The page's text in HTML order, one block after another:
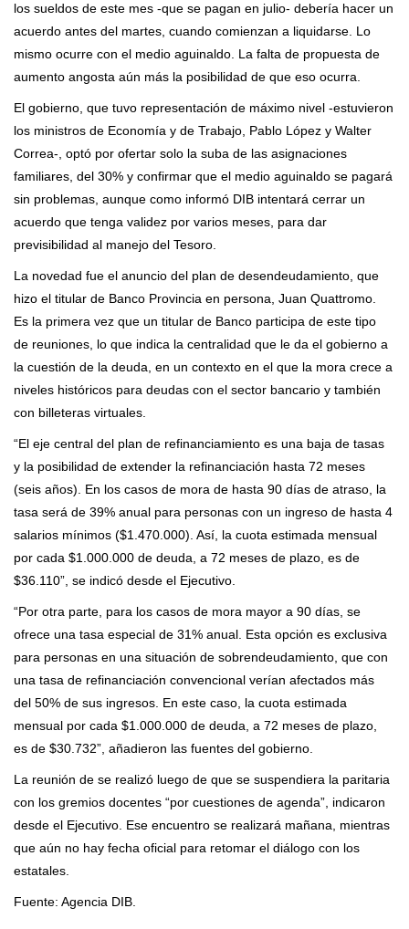
los sueldos de este mes -que se pagan en julio- debería hacer un
acuerdo antes del martes, cuando comienzan a liquidarse. Lo
mismo ocurre con el medio aguinaldo. La falta de propuesta de
aumento angosta aún más la posibilidad de que eso ocurra.
El gobierno, que tuvo representación de máximo nivel -estuvieron
los ministros de Economía y de Trabajo, Pablo López y Walter
Correa-, optó por ofertar solo la suba de las asignaciones
familiares, del 30% y confirmar que el medio aguinaldo se pagará
sin problemas, aunque como informó DIB intentará cerrar un
acuerdo que tenga validez por varios meses, para dar
previsibilidad al manejo del Tesoro.
La novedad fue el anuncio del plan de desendeudamiento, que
hizo el titular de Banco Provincia en persona, Juan Quattromo.
Es la primera vez que un titular de Banco participa de este tipo
de reuniones, lo que indica la centralidad que le da el gobierno a
la cuestión de la deuda, en un contexto en el que la mora crece a
niveles históricos para deudas con el sector bancario y también
con billeteras virtuales.
“El eje central del plan de refinanciamiento es una baja de tasas
y la posibilidad de extender la refinanciación hasta 72 meses
(seis años). En los casos de mora de hasta 90 días de atraso, la
tasa será de 39% anual para personas con un ingreso de hasta 4
salarios mínimos ($1.470.000). Así, la cuota estimada mensual
por cada $1.000.000 de deuda, a 72 meses de plazo, es de
$36.110”, se indicó desde el Ejecutivo.
“Por otra parte, para los casos de mora mayor a 90 días, se
ofrece una tasa especial de 31% anual. Esta opción es exclusiva
para personas en una situación de sobrendeudamiento, que con
una tasa de refinanciación convencional verían afectados más
del 50% de sus ingresos. En este caso, la cuota estimada
mensual por cada $1.000.000 de deuda, a 72 meses de plazo,
es de $30.732”, añadieron las fuentes del gobierno.
La reunión de se realizó luego de que se suspendiera la paritaria
con los gremios docentes “por cuestiones de agenda”, indicaron
desde el Ejecutivo. Ese encuentro se realizará mañana, mientras
que aún no hay fecha oficial para retomar el diálogo con los
estatales.
Fuente: Agencia DIB.